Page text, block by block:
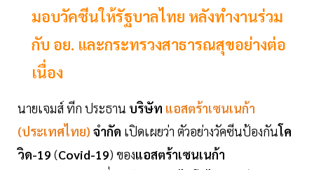
มอบวัคซีนให้รัฐบาลไทย หลังทำงานร่วม
กับ อย. และกระทรวงสาธารณสุขอย่างต่อ
เนื่อง
นายเจมส์ ทีก ประธาน บริษัท แอสตร้าเซนเนก้า
(ประเทศไทย) จำกัด เปิดเผยว่า ตัวอย่างวัคซีนป้องกันโค
วิด-19 (Covid-19) ของแอสตร้าเซนเนก้า